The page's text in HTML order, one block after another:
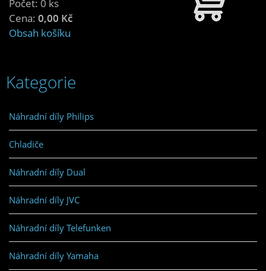
Počet: 0 ks
Cena: 0,00 Kč
Obsah košíku
Kategorie
Náhradní díly Philips
Chladiče
Náhradní díly Dual
Náhradní díly JVC
Náhradní díly Telefunken
Náhradní díly Yamaha